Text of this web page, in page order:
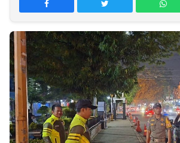
PT
TREETAN
MULTIMEDIA
INDONESIA
Partner
Insight
NTB
Suara
Time
Lens
IDN
Daily
Jogja
Jalan
Rakyat
Idealita
News
Kita
Notice
Dinamikapost.com
Radar
Baru
Seedbacklink